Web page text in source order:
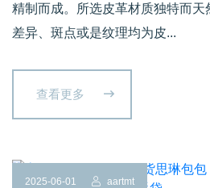
精制而成。所选皮革材质独特而天
差异、斑点或是纹理均为皮...
查看更多
2025-06-01 aartmt